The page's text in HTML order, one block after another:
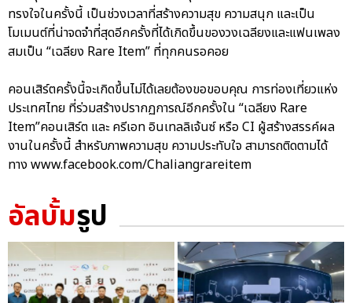
ทรงใจในครั้งนี้ เป็นช่วงเวลาที่สร้างความสุข ความสนุก และเป็น
โมเมนต์ที่น่าจดจำที่สุดอีกครั้งที่ได้เกิดขึ้นของวงเฉลียงและแฟนเพลง
สมเป็น “เฉลียง Rare Item” ที่ทุกคนรอคอย
คอนเสิร์ตครั้งนี้จะเกิดขึ้นไม่ได้เลยต้องขอขอบคุณ การท่องเที่ยวแห่ง
ประเทศไทย ที่ร่วมสร้างปรากฏการณ์อีกครั้งใน “เฉลียง Rare
Item”คอนเสิร์ต และ ครีเอท อินเทลลิเจ้นซ์ หรือ CI ผู้สร้างสรรค์ผล
งานในครั้งนี้ สำหรับภาพความสุข ความประทับใจ สามารถติดตามได้
ทาง www.facebook.com/Chaliangrareitem
อัลบั้มรูป